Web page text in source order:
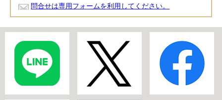
問合せは専用フォームを利用してください。